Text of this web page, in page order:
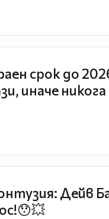
срок до
иначе
Дейв